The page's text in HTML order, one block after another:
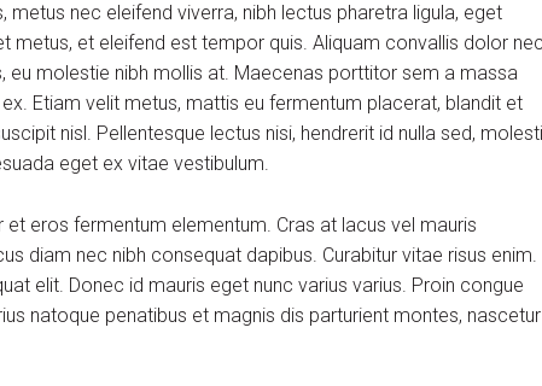
nec eleifend viverra, nibh lectus pharetra ligula, eget
metus, et eleifend est tempor quis. Aliquam convallis dolor
eu molestie nibh mollis at. Maecenas porttitor sem a massa
Etiam velit metus, mattis eu fermentum placerat, blandit et
nisl. Pellentesque lectus nisi, hendrerit id nulla sed,
eget ex vitae vestibulum.
eros fermentum elementum. Cras at lacus vel mauris
diam nec nibh consequat dapibus. Curabitur vitae risus enim.
elit. Donec id mauris eget nunc varius varius. Proin congue
natoque penatibus et magnis dis parturient montes, nascetur